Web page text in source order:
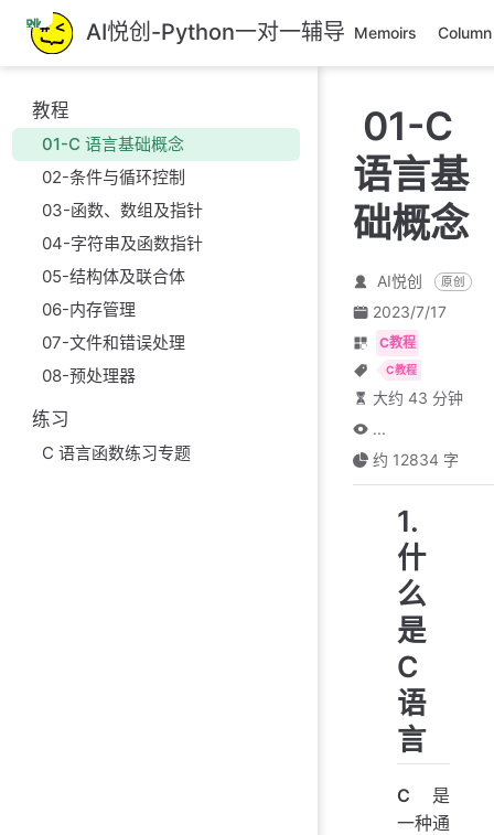
跳
至
主
要
內
AI悦创-Python一对一辅导 Memoirs Column
教程
01-C 语言基础概念
02-条件与循环控制
03-函数、数组及指针
04-字符串及函数指针
05-结构体及联合体
06-内存管理
07-文件和错误处理
08-预处理器
练习
C 语言函数练习专题
01-C
语言基
础概念
AI悦创 原创
2023/7/17
C教程
C教程
大约 43 分钟
...
约 12834 字
1.
什
么
是
C
语
言
C 是
一种通